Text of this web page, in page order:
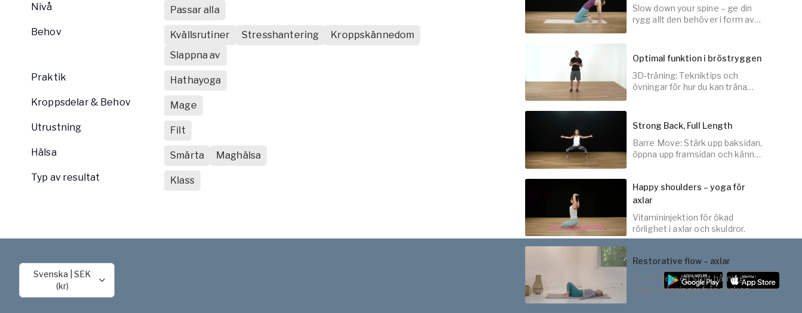
nivå
Passar alla
Behov
Kvällsrutiner Stresshantering
Kroppskännedom
Slappna av
Praktik
Hathayoga
Kroppsdelar & Behov
Mage
Utrustning
Filt
Hälsa
Smärta
Maghälsa
Typ av resultat
Klass
5min
30min
Slow down your spine – ge din
rygg allt den behöver i form av
Optimal funktion i bröstryggen
3D-träning: Tekniktips och
övningar för hur du kan träna
20min
Strong Back, Full Length
Barre Move: Stärk upp baksidan,
öppna upp framsidan och känn
Happy shoulders – yoga för
axlar
Vitamininjektion för ökad
rörlighet i axlar och skuldror.
Restorative flow – axlar
Restaurera en stolt hållning,
släpp spänningar från nacken
Svenska |SEK
(kr)